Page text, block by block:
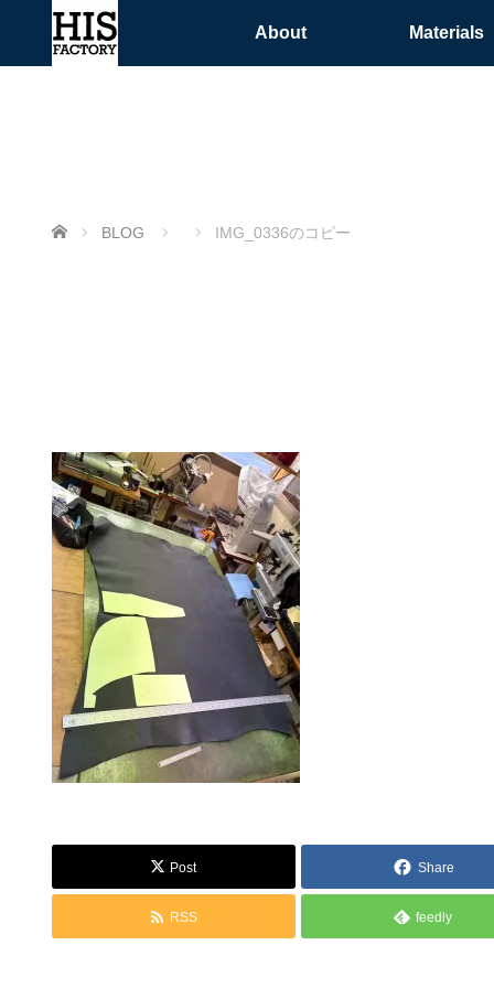
About Materials
ホーム BLOG IMG_0336のコピー
Post Share
RSS feedly